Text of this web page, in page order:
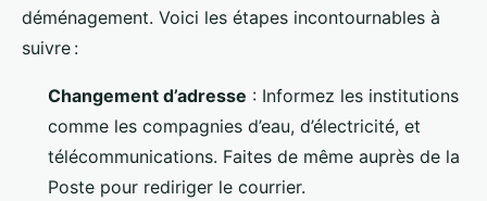
déménagement. Voici les étapes incontournables à
suivre :
Changement d’adresse : Informez les institutions
comme les compagnies d’eau, d’électricité, et
télécommunications. Faites de même auprès de la
Poste pour rediriger le courrier.